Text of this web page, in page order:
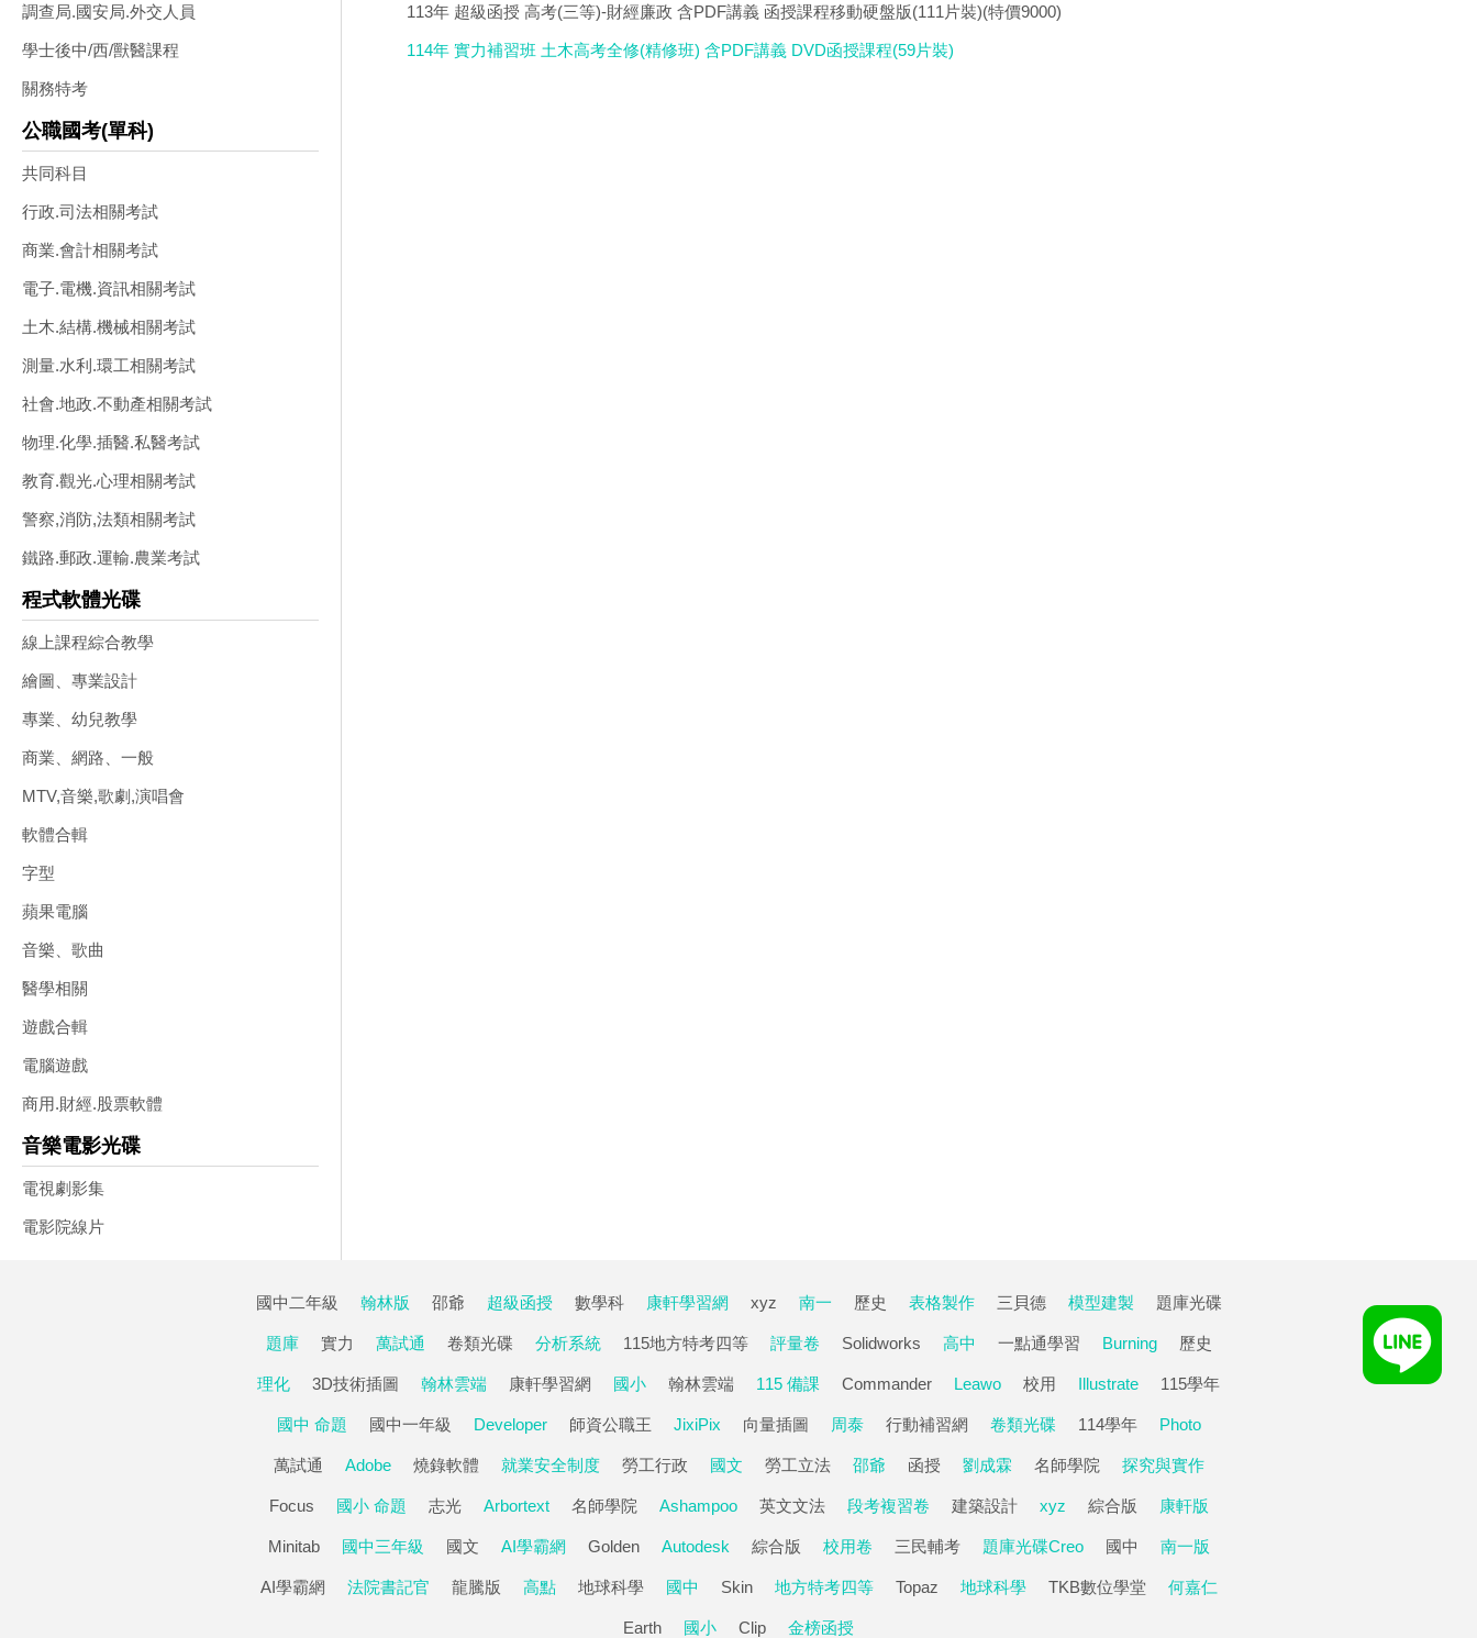
調查局.國安局.外交人員
學士後中/西/獸醫課程
關務特考
公職國考(單科)
共同科目
行政.司法相關考試
商業.會計相關考試
電子.電機.資訊相關考試
土木.結構.機械相關考試
測量.水利.環工相關考試
社會.地政.不動產相關考試
物理.化學.插醫.私醫考試
教育.觀光.心理相關考試
警察,消防,法類相關考試
鐵路.郵政.運輸.農業考試
程式軟體光碟
線上課程綜合教學
繪圖、專業設計
專業、幼兒教學
商業、網路、一般
MTV,音樂,歌劇,演唱會
軟體合輯
字型
蘋果電腦
音樂、歌曲
醫學相關
遊戲合輯
電腦遊戲
商用.財經.股票軟體
音樂電影光碟
電視劇影集
電影院線片
113年 超級函授 高考(三等)-財經廉政 含PDF講義 函授課程移動硬盤版(111片裝)(特價9000)
114年 實力補習班 土木高考全修(精修班) 含PDF講義 DVD函授課程(59片裝)
國中二年級 翰林版 邵爺 超級函授 數學科 康軒學習網 xyz 南一 歷史 表格製作 三貝德 模型建製 題庫光碟
題庫 實力 萬試通 卷類光碟 分析系統 115地方特考四等 評量卷 Solidworks 高中 一點通學習 Burning 歷史
理化 3D技術插圖 翰林雲端 康軒學習網 國小 翰林雲端 115 備課 Commander Leawo 校用 Illustrate 115學年
國中 命題 國中一年級 Developer 師資公職王 JixiPix 向量插圖 周泰 行動補習網 卷類光碟 114學年 Photo
萬試通 Adobe 燒錄軟體 就業安全制度 勞工行政 國文 勞工立法 邵爺 函授 劉成霖 名師學院 探究與實作
Focus 國小 命題 志光 Arbortext 名師學院 Ashampoo 英文文法 段考複習卷 建築設計 xyz 綜合版 康軒版
Minitab 國中三年級 國文 AI學霸網 Golden Autodesk 綜合版 校用卷 三民輔考 題庫光碟Creo 國中 南一版
AI學霸網 法院書記官 龍騰版 高點 地球科學 國中 Skin 地方特考四等 Topaz 地球科學 TKB數位學堂 何嘉仁
Earth 國小 Clip 金榜函授